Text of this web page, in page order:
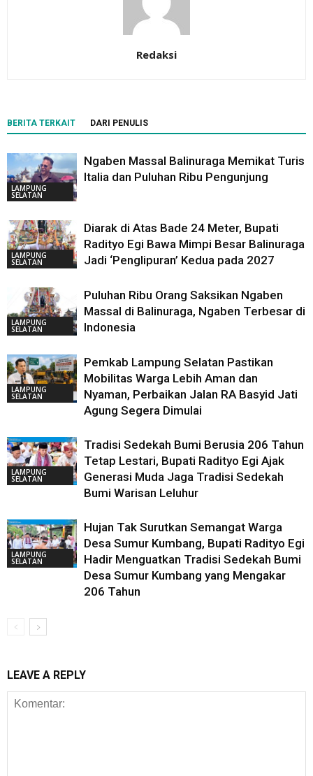
Redaksi
BERITA TERKAIT DARI PENULIS
LAMPUNG
SELATAN
Ngaben Massal Balinuraga Memikat Turis
Italia dan Puluhan Ribu Pengunjung
LAMPUNG
SELATAN
Diarak di Atas Bade 24 Meter, Bupati
Radityo Egi Bawa Mimpi Besar Balinuraga
Jadi ‘Penglipuran’ Kedua pada 2027
LAMPUNG
SELATAN
Puluhan Ribu Orang Saksikan Ngaben
Massal di Balinuraga, Ngaben Terbesar di
Indonesia
LAMPUNG
SELATAN
Pemkab Lampung Selatan Pastikan
Mobilitas Warga Lebih Aman dan
Nyaman, Perbaikan Jalan RA Basyid Jati
Agung Segera Dimulai
LAMPUNG
SELATAN
Tradisi Sedekah Bumi Berusia 206 Tahun
Tetap Lestari, Bupati Radityo Egi Ajak
Generasi Muda Jaga Tradisi Sedekah
Bumi Warisan Leluhur
LAMPUNG
SELATAN
Hujan Tak Surutkan Semangat Warga
Desa Sumur Kumbang, Bupati Radityo Egi
Hadir Menguatkan Tradisi Sedekah Bumi
Desa Sumur Kumbang yang Mengakar
206 Tahun
LEAVE A REPLY